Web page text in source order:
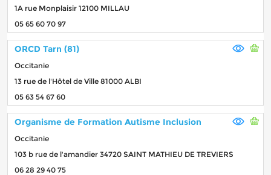
1A rue Monplaisir 12100 MILLAU
05 65 60 70 97
ORCD Tarn (81)
Occitanie
13 rue de l'Hôtel de Ville 81000 ALBI
05 63 54 67 60
Organisme de Formation Autisme Inclusion
Occitanie
103 b rue de l'amandier 34720 SAINT MATHIEU DE TREVIERS
06 28 29 40 75